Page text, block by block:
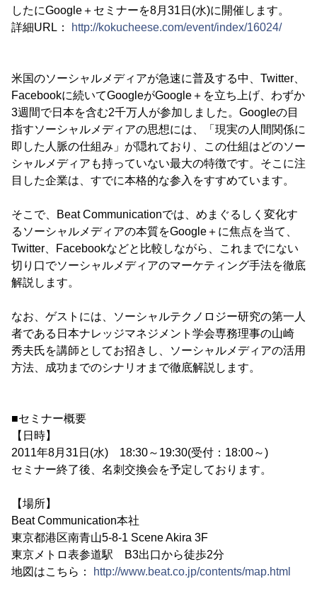
したにGoogle＋セミナーを8月31日(水)に開催します。
詳細URL：
http://kokucheese.com/event/index/16024/
米国のソーシャルメディアが急速に普及する中、Twitter、
Facebookに続いてGoogleがGoogle＋を立ち上げ、わずか
3週間で日本を含む2千万人が参加しました。Googleの目
指すソーシャルメディアの思想には、「現実の人間関係に
即した人脈の仕組み」が隠れており、この仕組はどのソー
シャルメディアも持っていない最大の特徴です。そこに注
目した企業は、すでに本格的な参入をすすめています。
そこで、Beat Communicationでは、めまぐるしく変化す
るソーシャルメディアの本質をGoogle＋に焦点を当て、
Twitter、Facebookなどと比較しながら、これまでにない
切り口でソーシャルメディアのマーケティング手法を徹底
解説します。
なお、ゲストには、ソーシャルテクノロジー研究の第一人
者である日本ナレッジマネジメント学会専務理事の山崎
秀夫氏を講師としてお招きし、ソーシャルメディアの活用
方法、成功までのシナリオまで徹底解説します。
■セミナー概要
【日時】
2011年8月31日(水) 18:30～19:30(受付：18:00～)
セミナー終了後、名刺交換会を予定しております。
【場所】
Beat Communication本社
東京都港区南青山5-8-1 Scene Akira 3F
東京メトロ表参道駅 B3出口から徒歩2分
地図はこちら：
http://www.beat.co.jp/contents/map.html